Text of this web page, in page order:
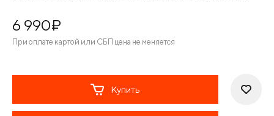
6 990¤
При оплате картой или СБП цена не меняется
Купить